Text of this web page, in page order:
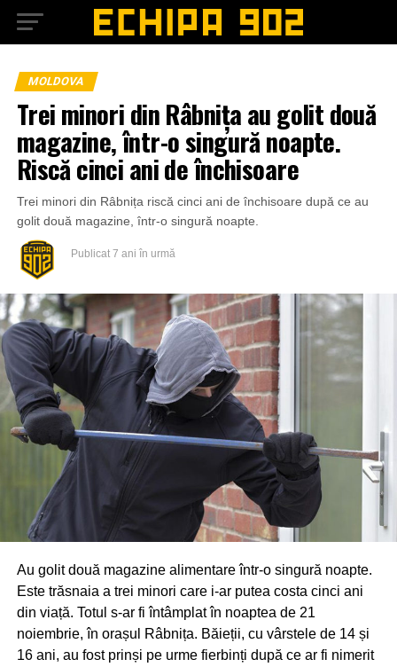
MOLDOVA
Trei minori din Râbnița au golit două
magazine, într-o singură noapte.
Riscă cinci ani de închisoare
Trei minori din Râbnița riscă cinci ani de închisoare după ce au
golit două magazine, într-o singură noapte.
Publicat 7 ani în urmă
Au golit două magazine alimentare într-o singură noapte.
Este trăsnaia a trei minori care i-ar putea costa cinci ani
din viață. Totul s-ar fi întâmplat în noaptea de 21
noiembrie, în orașul Râbnița. Băieții, cu vârstele de 14 și
16 ani, au fost prinși pe urme fierbinți după ce ar fi nimerit